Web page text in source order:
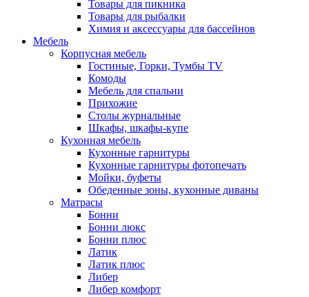
Товары для пикника
Товары для рыбалки
Химия и аксессуары для бассейнов
Мебель
Корпусная мебель
Гостиные, Горки, Тумбы TV
Комоды
Мебель для спальни
Прихожие
Столы журнальные
Шкафы, шкафы-купе
Кухонная мебель
Кухонные гарнитуры
Кухонные гарнитуры фотопечать
Мойки, буфеты
Обеденные зоны, кухонные диваны
Матрасы
Бонни
Бонни люкс
Бонни плюс
Латик
Латик плюс
Либер
Либер комфорт